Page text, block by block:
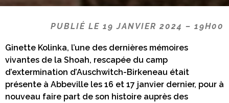
PUBLIÉ LE 19 JANVIER 2024 – 19H00
Ginette Kolinka, l’une des dernières mémoires
vivantes de la Shoah, rescapée du camp
d’extermination d’Auschwitch-Birkeneau était
présente à Abbeville les 16 et 17 janvier dernier, pour à
nouveau faire part de son histoire auprès des